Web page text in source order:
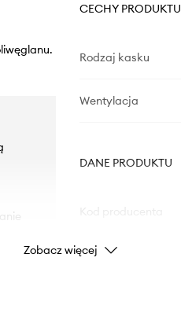
CECHY PRODUKTU
Rodzaj kasku
Wentylacja
DANE PRODUKTU
Kolor producenta
Zobacz więcej